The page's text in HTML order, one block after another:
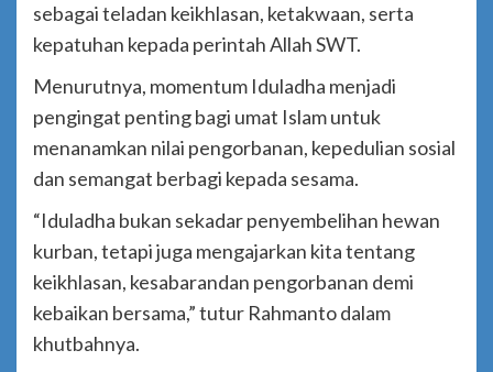
sebagai teladan keikhlasan, ketakwaan, serta
kepatuhan kepada perintah Allah SWT.
Menurutnya, momentum Iduladha menjadi
pengingat penting bagi umat Islam untuk
menanamkan nilai pengorbanan, kepedulian sosial
dan semangat berbagi kepada sesama.
“Iduladha bukan sekadar penyembelihan hewan
kurban, tetapi juga mengajarkan kita tentang
keikhlasan, kesabarandan pengorbanan demi
kebaikan bersama,” tutur Rahmanto dalam
khutbahnya.